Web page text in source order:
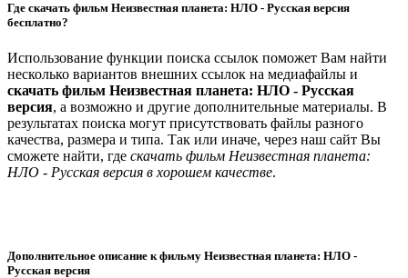
Где скачать фильм Неизвестная планета: НЛО - Русская версия
бесплатно?
Использование функции поиска ссылок поможет Вам найти
несколько вариантов внешних ссылок на медиафайлы и
скачать фильм Неизвестная планета: НЛО - Русская
версия, а возможно и другие дополнительные материалы. В
результатах поиска могут присутствовать файлы разного
качества, размера и типа. Так или иначе, через наш сайт Вы
сможете найти, где скачать фильм Неизвестная планета:
НЛО - Русская версия в хорошем качестве.
Дополнительное описание к фильму Неизвестная планета: НЛО -
Русская версия